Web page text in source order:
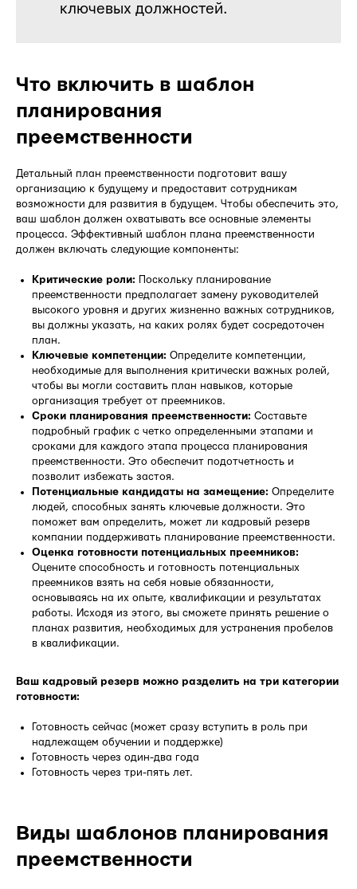
ключевых должностей.
Что включить в шаблон
планирования
преемственности
Детальный план преемственности подготовит вашу
организацию к будущему и предоставит сотрудникам
возможности для развития в будущем. Чтобы обеспечить это,
ваш шаблон должен охватывать все основные элементы
процесса. Эффективный шаблон плана преемственности
должен включать следующие компоненты:
Критические роли: Поскольку планирование
преемственности предполагает замену руководителей
высокого уровня и других жизненно важных сотрудников,
вы должны указать, на каких ролях будет сосредоточен
план.
Ключевые компетенции: Определите компетенции,
необходимые для выполнения критически важных ролей,
чтобы вы могли составить план навыков, которые
организация требует от преемников.
Сроки планирования преемственности: Составьте
подробный график с четко определенными этапами и
сроками для каждого этапа процесса планирования
преемственности. Это обеспечит подотчетность и
позволит избежать застоя.
Потенциальные кандидаты на замещение: Определите
людей, способных занять ключевые должности. Это
поможет вам определить, может ли кадровый резерв
компании поддерживать планирование преемственности.
Оценка готовности потенциальных преемников:
Оцените способность и готовность потенциальных
преемников взять на себя новые обязанности,
основываясь на их опыте, квалификации и результатах
работы. Исходя из этого, вы сможете принять решение о
планах развития, необходимых для устранения пробелов
в квалификации.
Ваш кадровый резерв можно разделить на три категории
готовности:
Готовность сейчас (может сразу вступить в роль при
надлежащем обучении и поддержке)
Готовность через один-два года
Готовность через три-пять лет.
Виды шаблонов планирования
преемственности